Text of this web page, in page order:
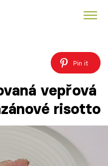
Pin it
vepřová
risotto